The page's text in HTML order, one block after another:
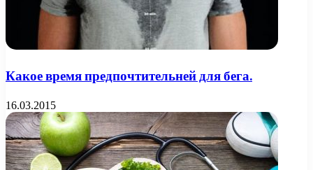
Какое время предпочтительней для бега.
16.03.2015